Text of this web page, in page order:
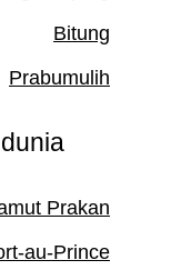
Bitung
Prabumulih
Prakan
au-Prince